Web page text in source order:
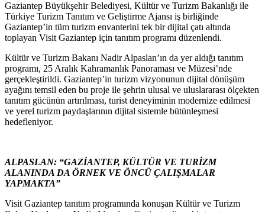
Gaziantep Büyükşehir Belediyesi, Kültür ve Turizm Bakanlığı ile
Türkiye Turizm Tanıtım ve Geliştirme Ajansı iş birliğinde
Gaziantep’in tüm turizm envanterini tek bir dijital çatı altında
toplayan Visit Gaziantep için tanıtım programı düzenlendi.
Kültür ve Turizm Bakanı Nadir Alpaslan’ın da yer aldığı tanıtım
programı, 25 Aralık Kahramanlık Panoraması ve Müzesi’nde
gerçekleştirildi. Gaziantep’in turizm vizyonunun dijital dönüşüm
ayağını temsil eden bu proje ile şehrin ulusal ve uluslararası ölçekten
tanıtım gücünün artırılması, turist deneyiminin modernize edilmesi
ve yerel turizm paydaşlarının dijital sistemle bütünleşmesi
hedefleniyor.
ALPASLAN: “GAZİANTEP, KÜLTÜR VE TURİZM
ALANINDA DA ÖRNEK VE ÖNCÜ ÇALIŞMALAR
YAPMAKTA”
Visit Gaziantep tanıtım programında konuşan Kültür ve Turizm